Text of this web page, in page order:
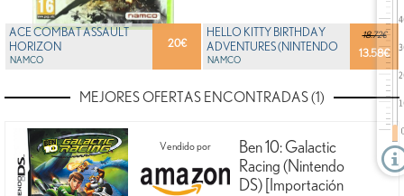
20€
ACE COMBAT ASSAULT
HORIZON
NAMCO
18.72€
13.58€
HELLO KITTY BIRTHDAY
ADVENTURES (NINTENDO
DS) [IMPORTACIÓN ...
NAMCO
MEJORES OFERTAS ENCONTRADAS (1)
Vendido por
Ben 10: Galactic
Racing (Nintendo
DS) [Importación